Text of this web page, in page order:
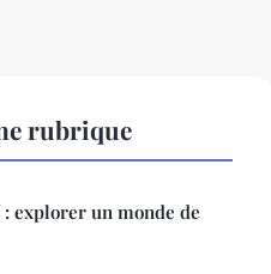
rubrique
explorer un monde de